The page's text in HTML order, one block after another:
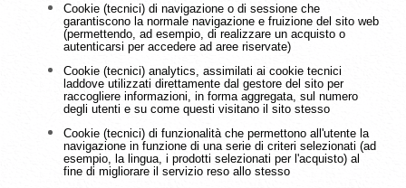
Cookie (tecnici) di navigazione o di sessione che
garantiscono la normale navigazione e fruizione del sito web
(permettendo, ad esempio, di realizzare un acquisto o
autenticarsi per accedere ad aree riservate)
Cookie (tecnici) analytics, assimilati ai cookie tecnici
laddove utilizzati direttamente dal gestore del sito per
raccogliere informazioni, in forma aggregata, sul numero
degli utenti e su come questi visitano il sito stesso
Cookie (tecnici) di funzionalità che permettono all'utente la
navigazione in funzione di una serie di criteri selezionati (ad
esempio, la lingua, i prodotti selezionati per l'acquisto) al
fine di migliorare il servizio reso allo stesso